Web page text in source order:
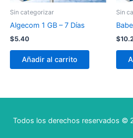
Sin categorizar
Algecom 1 GB – 7 Días
$5.40
Añadir al carrito
Sin
$
Todos los derechos reservados ©